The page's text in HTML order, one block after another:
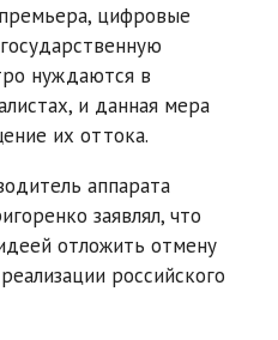
цифровые
нуждаются в
и данная мера
их оттока.
аппарата
заявлял, что
отложить отмену
российского